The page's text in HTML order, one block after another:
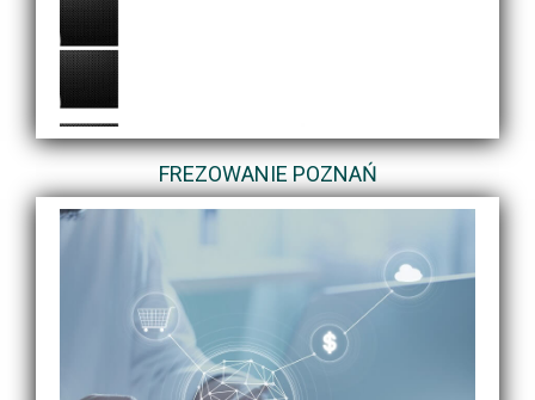
FREZOWANIE POZNAŃ